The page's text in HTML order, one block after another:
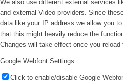
We also use different external services
and external Video providers. Since
data like your IP address we allow you
that this might heavily reduce the
Changes will take effect once you reload
Google Webfont Settings:
Click to enable/disable Google